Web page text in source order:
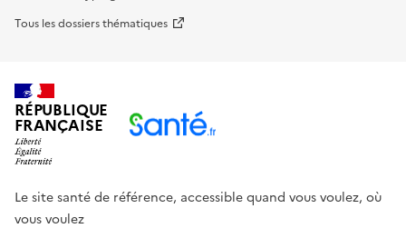
Tous les dossiers thématiques
RÉPUBLIQUE
FRANÇAISE
Le site santé de référence, accessible quand vous voulez, où
vous voulez